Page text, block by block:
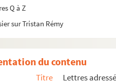
Q à Z
sur Tristan Rémy
du contenu
Titre
Lettres